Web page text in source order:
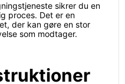
sikrer du en
proces. Det er en
der kan gøre en stor
som modtager.